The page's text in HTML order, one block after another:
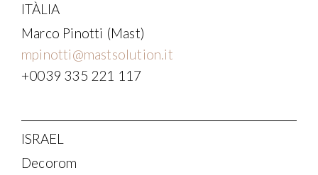
ITÀLIA
Marco Pinotti (Mast)
mpinotti@mastsolution.it
+0039 335 221 117
ISRAEL
Decorom